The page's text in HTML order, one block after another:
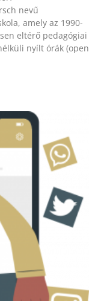
nevű
amely az 1990-
eltérő pedagógiai
nyílt órák (open